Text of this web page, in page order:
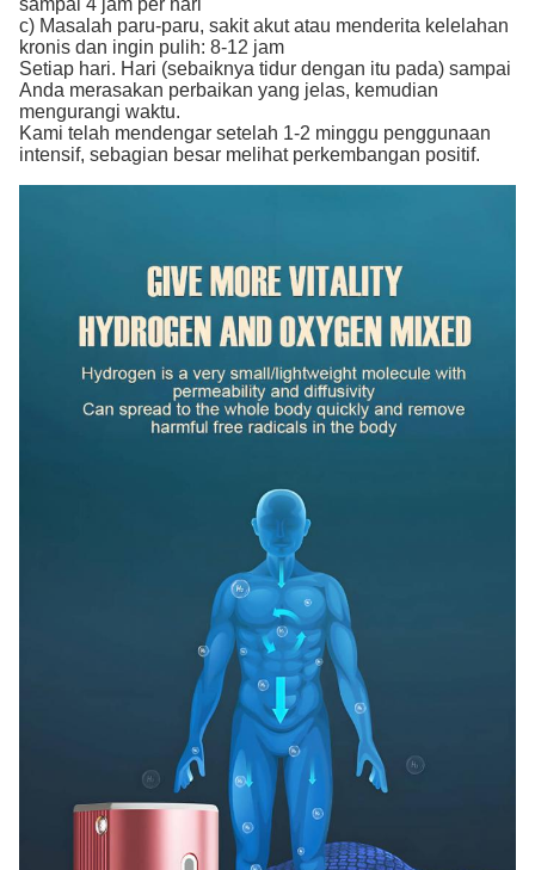
sampai 4 jam per hari
c) Masalah paru-paru, sakit akut atau menderita kelelahan
kronis dan ingin pulih: 8-12 jam
Setiap hari. Hari (sebaiknya tidur dengan itu pada) sampai
Anda merasakan perbaikan yang jelas, kemudian
mengurangi waktu.
Kami telah mendengar setelah 1-2 minggu penggunaan
intensif, sebagian besar melihat perkembangan positif.